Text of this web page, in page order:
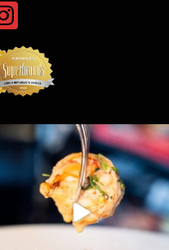
Spoustu podobných triků, které vám usnadní nejenom ...
9 0